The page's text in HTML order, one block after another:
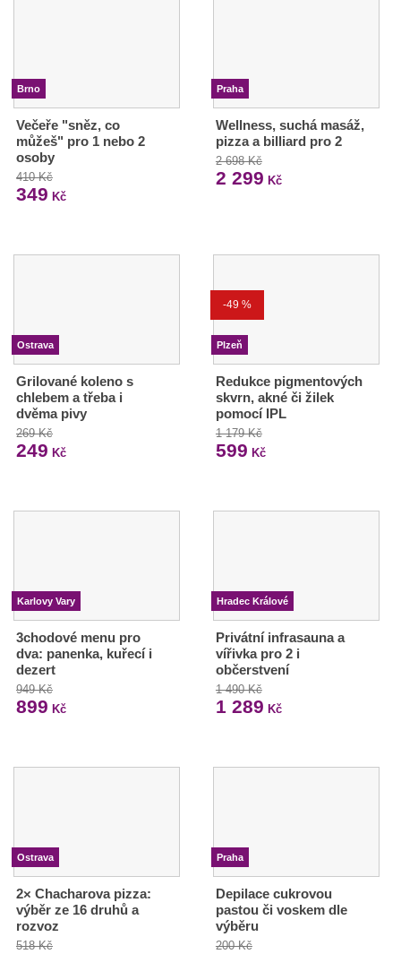
Brno
Večeře "sněz, co
můžeš" pro 1 nebo 2
osoby
410 Kč
349 Kč
Praha
Wellness, suchá masáž,
pizza a billiard pro 2
2 698 Kč
2 299 Kč
Ostrava
Grilované koleno s
chlebem a třeba i
dvěma pivy
269 Kč
249 Kč
-49 %
Plzeň
Redukce pigmentových
skvrn, akné či žilek
pomocí IPL
1 179 Kč
599 Kč
Karlovy Vary
3chodové menu pro
dva: panenka, kuřecí i
dezert
949 Kč
899 Kč
Hradec Králové
Privátní infrasauna a
vířivka pro 2 i
občerstvení
1 490 Kč
1 289 Kč
Ostrava
2× Chacharova pizza:
výběr ze 16 druhů a
rozvoz
518 Kč
Praha
Depilace cukrovou
pastou či voskem dle
výběru
200 Kč